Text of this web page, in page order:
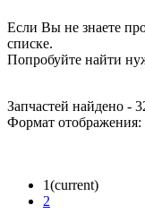
Если Вы не знаете
списке.
Попробуйте найти
Запчастей найдено -
Формат отображения:
1(current)
2